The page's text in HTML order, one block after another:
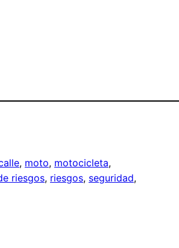
, moto, motocicleta
riesgos, riesgos, seguridad